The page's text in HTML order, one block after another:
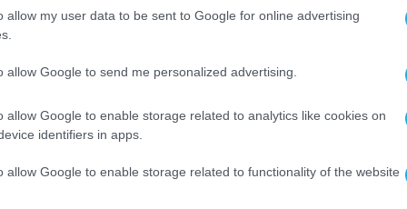
allow my user data to be sent to Google for online advertising
allow Google to send me personalized advertising.
allow Google to enable storage related to analytics like cookies on
identifiers in apps.
allow Google to enable storage related to functionality of the website
10.12.2021